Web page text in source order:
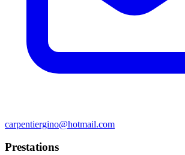
carpentiergino@hotmail.com
Prestations